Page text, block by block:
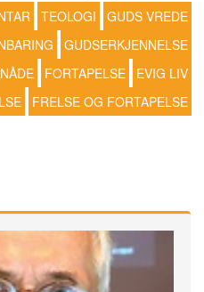
TEOLOGI
GUDS VREDE
GUDSERKJENNELSE
NÅDE FORTAPELSE
EVIG LIV
FRELSE OG FORTAPELSE